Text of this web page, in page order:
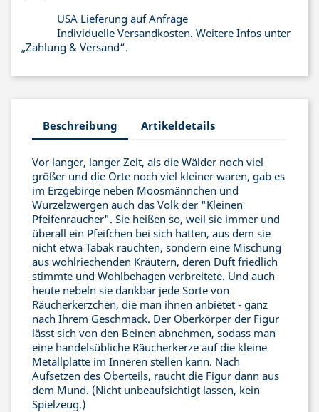
USA Lieferung auf Anfrage
Individuelle Versandkosten. Weitere Infos unter
„Zahlung & Versand“.
Beschreibung Artikeldetails
Vor langer, langer Zeit, als die Wälder noch viel
größer und die Orte noch viel kleiner waren, gab es
im Erzgebirge neben Moosmännchen und
Wurzelzwergen auch das Volk der "Kleinen
Pfeifenraucher". Sie heißen so, weil sie immer und
überall ein Pfeifchen bei sich hatten, aus dem sie
nicht etwa Tabak rauchten, sondern eine Mischung
aus wohlriechenden Kräutern, deren Duft friedlich
stimmte und Wohlbehagen verbreitete. Und auch
heute nebeln sie dankbar jede Sorte von
Räucherkerzchen, die man ihnen anbietet - ganz
nach Ihrem Geschmack. Der Oberkörper der Figur
lässt sich von den Beinen abnehmen, sodass man
eine handelsübliche Räucherkerze auf die kleine
Metallplatte im Inneren stellen kann. Nach
Aufsetzen des Oberteils, raucht die Figur dann aus
dem Mund. (Nicht unbeaufsichtigt lassen, kein
Spielzeug.)